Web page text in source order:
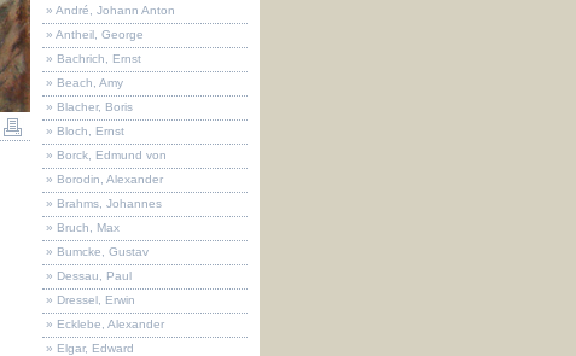
» André, Johann Anton
» Antheil, George
» Bachrich, Ernst
» Beach, Amy
» Blacher, Boris
» Bloch, Ernst
» Borck, Edmund von
» Borodin, Alexander
» Brahms, Johannes
» Bruch, Max
» Bumcke, Gustav
» Dessau, Paul
» Dressel, Erwin
» Ecklebe, Alexander
» Elgar, Edward